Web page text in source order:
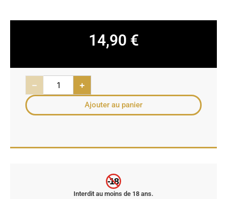
14,90 €
− +
Ajouter au panier
-18
Interdit au moins de 18 ans.